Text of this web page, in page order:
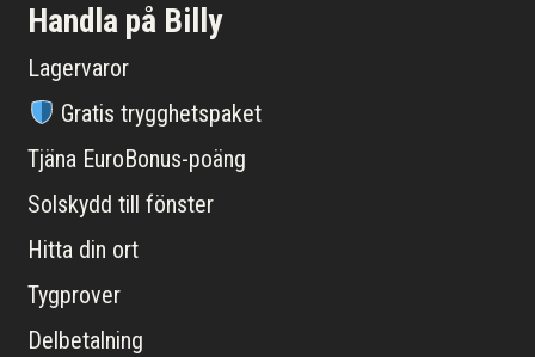
Handla på Billy
Lagervaror
Gratis trygghetspaket
Tjäna EuroBonus-poäng
Solskydd till fönster
Hitta din ort
Tygprover
Delbetalning